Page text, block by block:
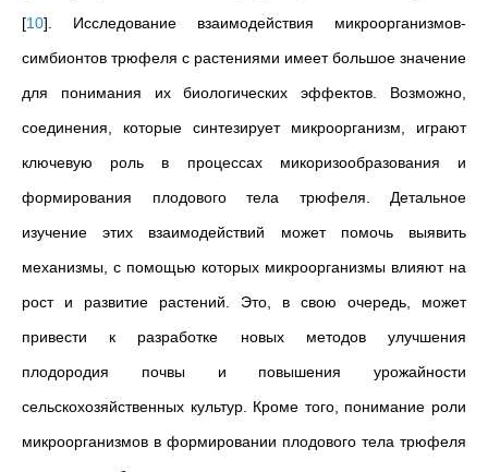
[10]. Исследование взаимодействия микроорганизмов-
симбионтов трюфеля с растениями имеет большое значение
для понимания их биологических эффектов. Возможно,
соединения, которые синтезирует микроорганизм, играют
ключевую роль в процессах микоризообразования и
формирования плодового тела трюфеля. Детальное
изучение этих взаимодействий может помочь выявить
механизмы, с помощью которых микроорганизмы влияют на
рост и развитие растений. Это, в свою очередь, может
привести к разработке новых методов улучшения
плодородия почвы и повышения урожайности
сельскохозяйственных культур. Кроме того, понимание роли
микроорганизмов в формировании плодового тела трюфеля